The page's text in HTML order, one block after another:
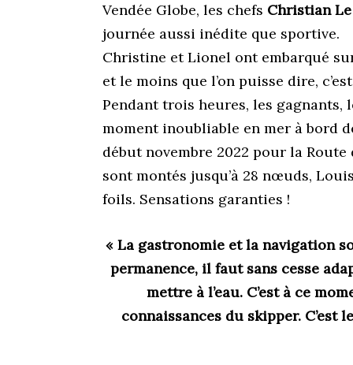
Vendée Globe, les chefs Christian
journée aussi inédite que sportive.
Christine et Lionel ont embarqué
et le moins que l’on puisse dire,
Pendant trois heures, les gagnants,
moment inoubliable en mer à bord
début novembre 2022 pour la
sont montés jusqu’à 28 nœuds,
foils. Sensations garanties !
« La gastronomie et la navigation
permanence, il faut sans cesse
mettre à l’eau. C’est à ce
connaissances du skipper. C’est